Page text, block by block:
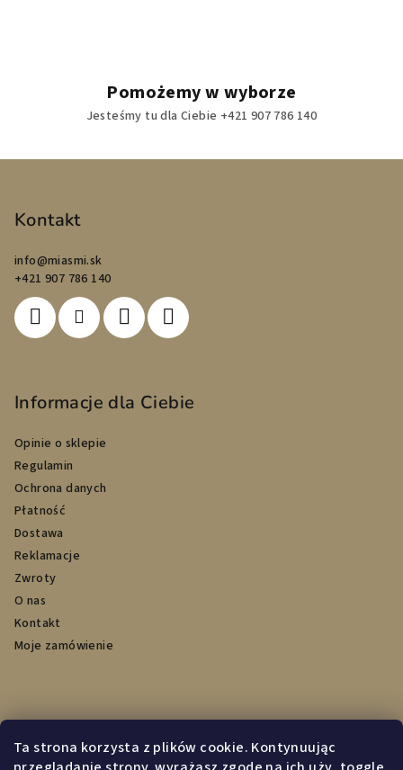
Ta strona korzysta z plików cookie. Kontynuując
Pomożemy w wyborze
Jesteśmy tu dla Ciebie +421 907 786 140
Kontakt
info@miasmi.sk
+421 907 786 140
Informacje dla Ciebie
Opinie o sklepie
Regulamin
Ochrona danych
Płatność
Dostawa
Reklamacje
Zwroty
O nas
Kontakt
Moje zamówienie
Przyjmujemy płatności online